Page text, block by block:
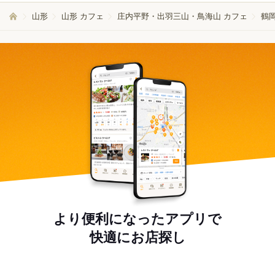
山形 山形 カフェ 庄内平野・出羽三山・鳥海山 カフェ 鶴
より便利になったアプリで
快適にお店探し